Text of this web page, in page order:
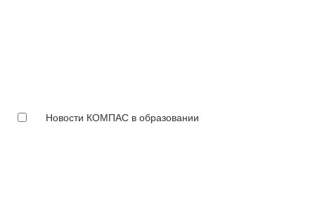
Новости КОМПАС в образовании